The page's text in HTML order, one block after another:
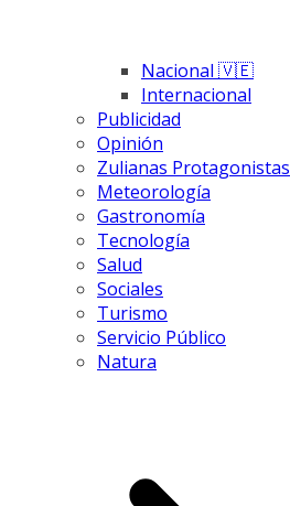
Nacional 🇻🇪
Internacional
Publicidad
Opinión
Zulianas Protagonistas
Meteorología
Gastronomía
Tecnología
Salud
Sociales
Turismo
Servicio Público
Natura